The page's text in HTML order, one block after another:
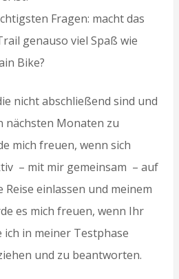
Fragen: macht das
genauso viel Spaß wie
Bike?
nicht abschließend sind und
nächsten Monaten zu
mich freuen, wenn sich
– mit mir gemeinsam – auf
Reise einlassen und meinem
es mich freuen, wenn Ihr
ich in meiner Testphase
und zu beantworten.